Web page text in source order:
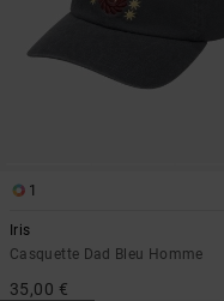
1
Iris
Casquette Dad Bleu Homme
35,00 €